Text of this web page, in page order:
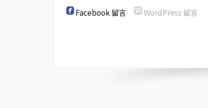
Facebook 留言 WordPress 留言